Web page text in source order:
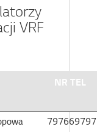
VRF
NR TEL
797669797